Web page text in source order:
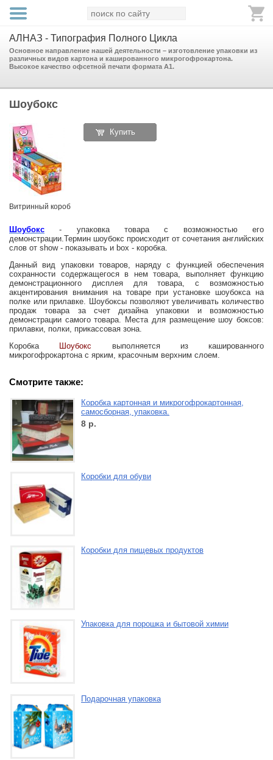
АЛНАЗ - Типография Полного Цикла
Основное направление нашей деятельности – изготовление упаковки из
различных видов картона и кашированного микрогофрокартона.
Высокое качество офсетной печати формата А1.
Шоубокс
Купить
Витринный короб
Шоубокс -
упаковка товара с возможностью его
демонстрации.Термин шоубокс происходит от сочетания английских
слов от show - показывать и box - коробка.
Данный вид упаковки товаров, наряду с функцией обеспечения
сохранности содержащегося в нем товара, выполняет функцию
демонстрационного дисплея для товара, с возможностью
акцентирования внимания на товаре при установке шоубокса на
полке или прилавке. Шоубоксы позволяют увеличивать количество
продаж товара за счет дизайна упаковки и возможностью
демонстрации самого товара. Места для размещение шоу боксов:
прилавки, полки, прикассовая зона.
Коробка
Шоубокс
выполняется из кашированного
микрогофрокартона с ярким, красочным верхним слоем.
Смотрите также:
Коробка картонная и микрогофрокартонная,
самосборная, упаковка.
8 р.
Коробки для обуви
Коробки для пищевых продуктов
Упаковка для порошка и бытовой химии
Подарочная упаковка